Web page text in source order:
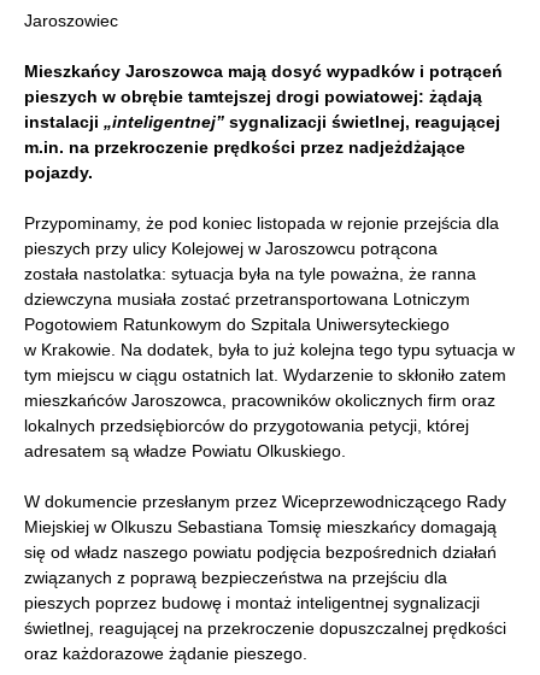
Jaroszowiec
Mieszkańcy Jaroszowca mają dosyć wypadków i potrąceń
pieszych w obrębie tamtejszej drogi powiatowej: żądają
instalacji „inteligentnej” sygnalizacji świetlnej, reagującej
m.in. na przekroczenie prędkości przez nadjeżdżające
pojazdy.
Przypominamy, że pod koniec listopada w rejonie przejścia dla
pieszych przy ulicy Kolejowej w Jaroszowcu potrącona
została nastolatka: sytuacja była na tyle poważna, że ranna
dziewczyna musiała zostać przetransportowana Lotniczym
Pogotowiem Ratunkowym do Szpitala Uniwersyteckiego
w Krakowie. Na dodatek, była to już kolejna tego typu sytuacja w
tym miejscu w ciągu ostatnich lat. Wydarzenie to skłoniło zatem
mieszkańców Jaroszowca, pracowników okolicznych firm oraz
lokalnych przedsiębiorców do przygotowania petycji, której
adresatem są władze Powiatu Olkuskiego.
W dokumencie przesłanym przez Wiceprzewodniczącego Rady
Miejskiej w Olkuszu Sebastiana Tomsię mieszkańcy domagają
się od władz naszego powiatu podjęcia bezpośrednich działań
związanych z poprawą bezpieczeństwa na przejściu dla
pieszych poprzez budowę i montaż inteligentnej sygnalizacji
świetlnej, reagującej na przekroczenie dopuszczalnej prędkości
oraz każdorazowe żądanie pieszego.